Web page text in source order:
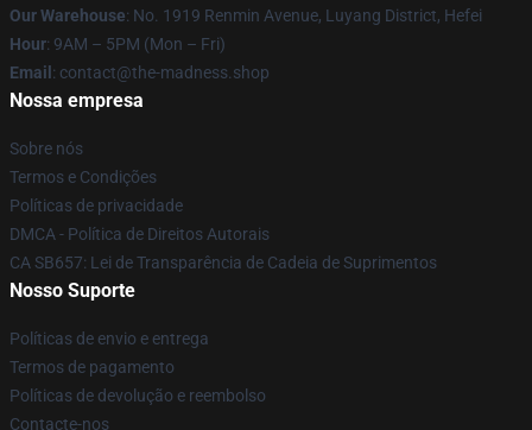
Our Warehouse: No. 1919 Renmin Avenue, Luyang District, Hefei
Hour: 9AM – 5PM (Mon – Fri)
Email : contact@the-madness.shop
Nossa empresa
Sobre nós
Termos e Condições
Políticas de privacidade
DMCA - Política de Direitos Autorais
CA SB657: Lei de Transparência de Cadeia de Suprimentos
Nosso Suporte
Políticas de envio e entrega
Termos de pagamento
Políticas de devolução e reembolso
Contacte-nos